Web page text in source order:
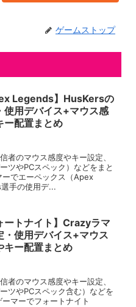
ゲームストップ
Legends】HusKersの
使用デバイス+マウス感
ー配置まとめ
者のマウス感度やキー設定、
ツやPCスペック）などをまと
でエーペックス（Apex
手の使用デ...
ートナイト】Crazyラマ
・使用デバイス+マウス
キー配置まとめ
者のマウス感度やキー設定、
ツやPCスペック含む）などを
マーでフォートナイト